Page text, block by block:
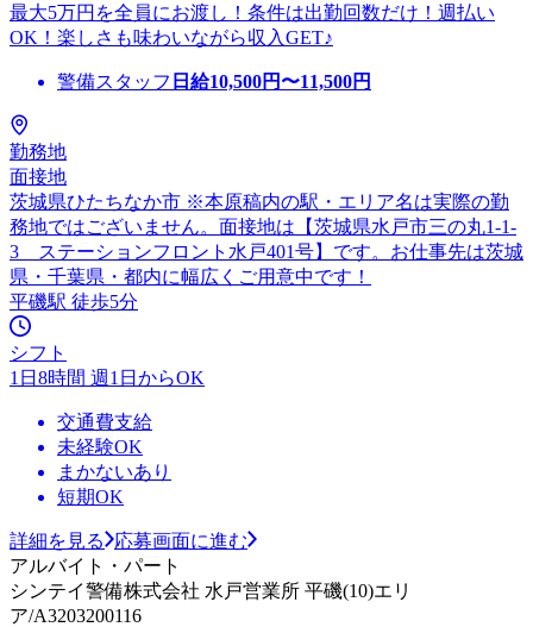
最大5万円を全員にお渡し！条件は出勤回数だけ！週払い
OK！楽しさも味わいながら収入GET♪
警備スタッフ 日給10,500円〜11,500円
勤務地
面接地
茨城県ひたちなか市 ※本原稿内の駅・エリア名は実際の勤
務地ではございません。面接地は【茨城県水戸市三の丸1-1-
3 ステーションフロント水戸401号】です。お仕事先は茨城
県・千葉県・都内に幅広くご用意中です！
平磯駅 徒歩5分
シフト
1日8時間 週1日からOK
交通費支給
未経験OK
まかないあり
短期OK
詳細を見る
応募画面に進む
アルバイト・パート
シンテイ警備株式会社 水戸営業所 平磯(10)エリ
ア/A3203200116